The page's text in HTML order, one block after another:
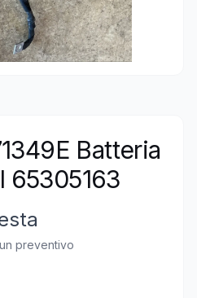
Batteria
65305163
preventivo